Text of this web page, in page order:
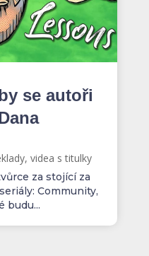
se autoři
videa s titulky
za stojící za
Community,
budu...